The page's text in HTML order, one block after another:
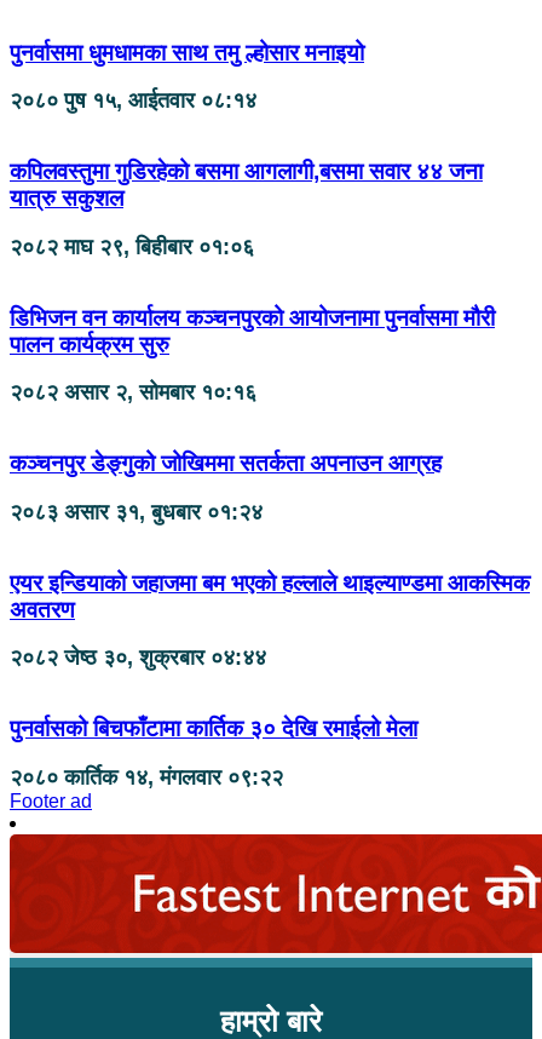
पुनर्वासमा धुमधामका साथ तमु ल्होसार मनाइयो
२०८० पुष १५, आईतवार ०८:१४
कपिलवस्तुमा गुडिरहेको बसमा आगलागी,बसमा सवार ४४ जना
यात्रु सकुशल
२०८२ माघ २९, बिहीबार ०१:०६
डिभिजन वन कार्यालय कञ्चनपुरको आयोजनामा पुनर्वासमा मौरी
पालन कार्यक्रम सुरु
२०८२ असार २, सोमबार १०:१६
कञ्चनपुर डेङ्गुको जोखिममा सतर्कता अपनाउन आग्रह
२०८३ असार ३१, बुधबार ०१:२४
एयर इन्डियाको जहाजमा बम भएको हल्लाले थाइल्याण्डमा आकस्मिक
अवतरण
२०८२ जेष्ठ ३०, शुक्रबार ०४:४४
पुनर्वासको बिचफाँटामा कार्तिक ३० देखि रमाईलो मेला
२०८० कार्तिक १४, मंगलवार ०९:२२
Footer ad
हाम्रो बारे